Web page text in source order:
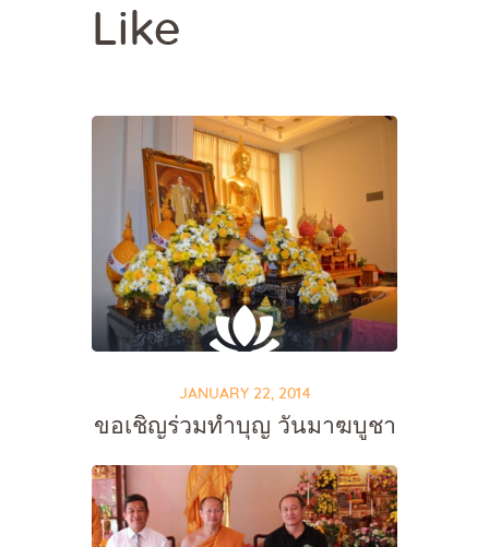
Like
JANUARY 22, 2014
ขอเชิญร่วมทำบุญ วันมาฆบูชา